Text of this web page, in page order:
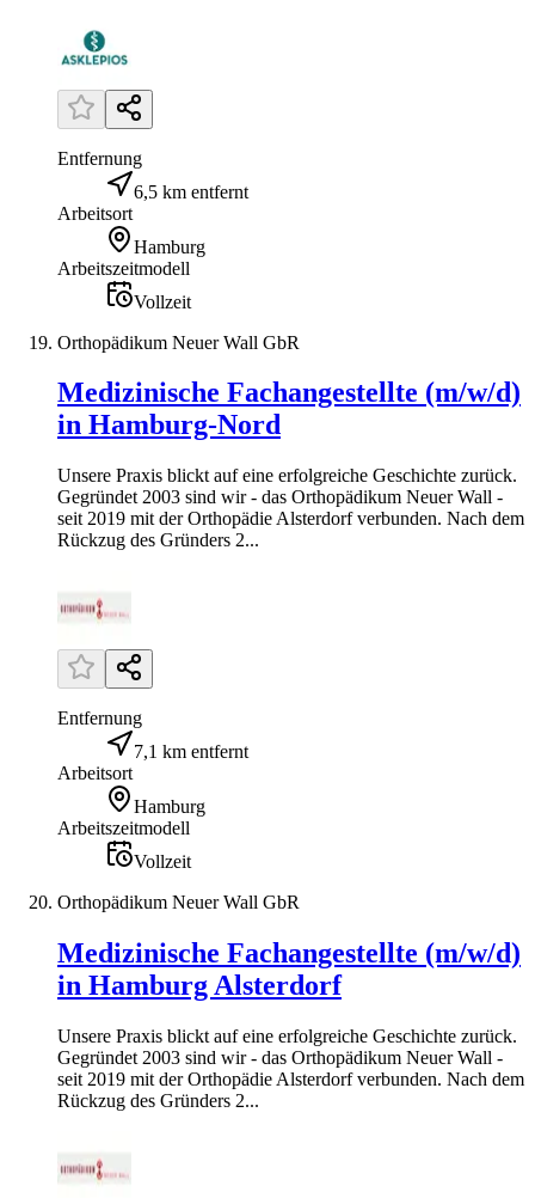
Entfernung
6,5 km entfernt
Arbeitsort
Hamburg
Arbeitszeitmodell
Vollzeit
Orthopädikum Neuer Wall GbR
Medizinische Fachangestellte (m/w/d)
in Hamburg-Nord
Unsere Praxis blickt auf eine erfolgreiche Geschichte zurück.
Gegründet 2003 sind wir - das Orthopädikum Neuer Wall -
seit 2019 mit der Orthopädie Alsterdorf verbunden. Nach dem
Rückzug des Gründers 2...
Entfernung
7,1 km entfernt
Arbeitsort
Hamburg
Arbeitszeitmodell
Vollzeit
Orthopädikum Neuer Wall GbR
Medizinische Fachangestellte (m/w/d)
in Hamburg Alsterdorf
Unsere Praxis blickt auf eine erfolgreiche Geschichte zurück.
Gegründet 2003 sind wir - das Orthopädikum Neuer Wall -
seit 2019 mit der Orthopädie Alsterdorf verbunden. Nach dem
Rückzug des Gründers 2...